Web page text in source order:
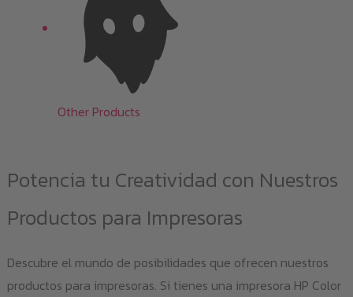
Other Products
Potencia tu Creatividad con Nuestros
Productos para Impresoras
Descubre el mundo de posibilidades que ofrecen nuestros
productos para impresoras. Si tienes una impresora HP Color